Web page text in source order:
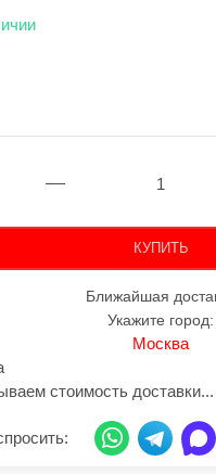
КУПИТЬ
Ближайшая
Укажите город:
Москва
стоимость доставки...